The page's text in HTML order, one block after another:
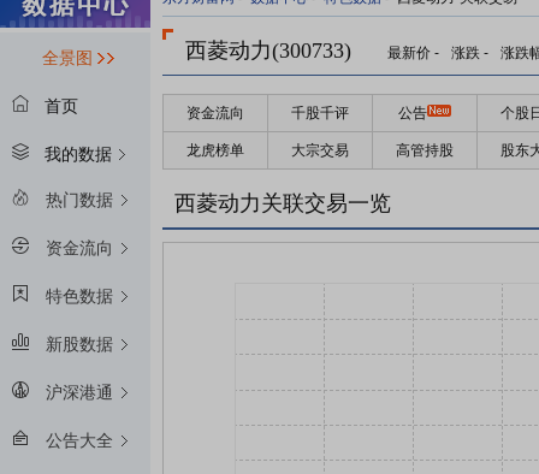
全景图
首页
我的数据
热门数据
资金流向
特色数据
新股数据
沪深港通
公告大全
西菱动力(300733) 最新价 - 涨跌 - 涨跌
资金流向 千股千评 公告 个股
龙虎榜单 大宗交易 高管持股 股东
西菱动力关联交易一览